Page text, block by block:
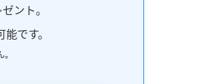
ント。
です。
入りに保存するには
ンが必要です